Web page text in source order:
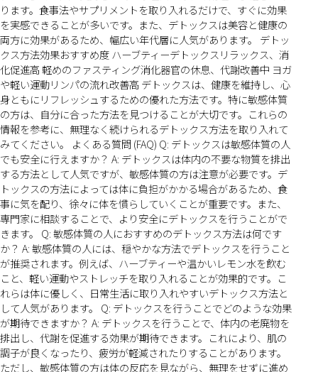
ります。食事法やサプリメントを取り入れるだけで、すぐに効果
を実感できることが多いです。また、デトックスは美容と健康の
両方に効果があるため、幅広い年代層に人気があります。 デトッ
クス方法効果おすすめ度 ハーブティーデトックスリラックス、消
化促進高 軽めのファスティング消化器官の休息、代謝改善中 ヨガ
や軽い運動リンパの流れ改善高 デトックスは、健康を維持し、心
身ともにリフレッシュするための優れた方法です。特に敏感体質
の方は、自分に合った方法を見つけることが大切です。これらの
情報を参考に、無理なく続けられるデトックス方法を取り入れて
みてください。 よくある質問 (FAQ) Q: デトックスは敏感体質の人
でも安全に行えますか？ A: デトックスは体内の不要な物質を排出
する方法として人気ですが、敏感体質の方は注意が必要です。デ
トックスの方法によっては体に負担がかかる場合があるため、食
事に気を配り、徐々に体を慣らしていくことが重要です。また、
専門家に相談することで、より安全にデトックスを行うことがで
きます。 Q: 敏感体質の人におすすめのデトックス方法は何です
か？ A: 敏感体質の人には、穏やかな方法でデトックスを行うこと
が推奨されます。例えば、ハーブティーや温かいレモン水を飲む
こと、軽い運動やストレッチを取り入れることが効果的です。こ
れらは体に優しく、日常生活に取り入れやすいデトックス方法と
して人気があります。 Q: デトックスを行うことでどのような効果
が期待できますか？ A: デトックスを行うことで、体内の老廃物を
排出し、代謝を促進する効果が期待できます。これにより、肌の
調子が良くなったり、疲労が軽減されたりすることがあります。
ただし、敏感体質の方は体の反応を見ながら、無理をせずに進め